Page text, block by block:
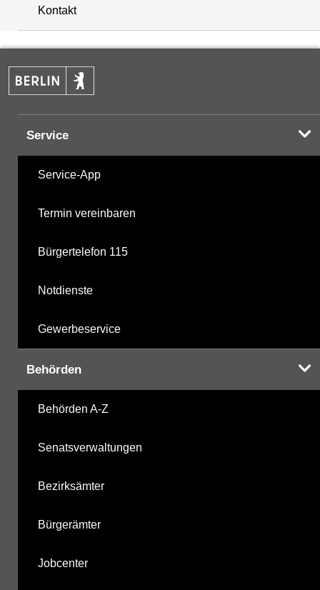
+
−
Kontakt
Service
Service-App
Termin vereinbaren
Bürgertelefon 115
Notdienste
Gewerbeservice
Behörden
Behörden A-Z
Senatsverwaltungen
Bezirksämter
Bürgerämter
Jobcenter